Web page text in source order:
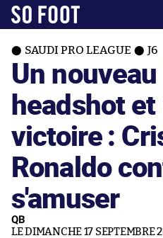
SAUDI PRO LEAGUE J6
Un
headshot
victoire :
Ronaldo
s'amuser
QB
LE DIMANCHE 17 SEPTEMBRE